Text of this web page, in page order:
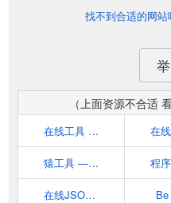
找不到合适的网
（上面资源不合适
在线工具 - 程序员的工具箱
猿工具 —— 专业的程序员在线工具网站
在线JSON校验格式化工具，SO JSON在线